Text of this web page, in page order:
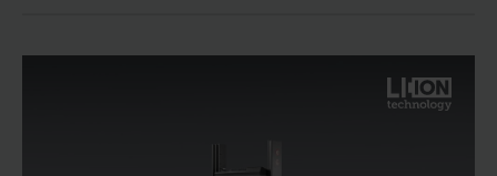
soluções adaptadas. Escolha entre uma série de opções de
ajustes práticos as opções perfeitas para você! Nossas
selecionadoras de pedidos verticais representam o maior
desempenho de seleção no armazém de estanterias altas.